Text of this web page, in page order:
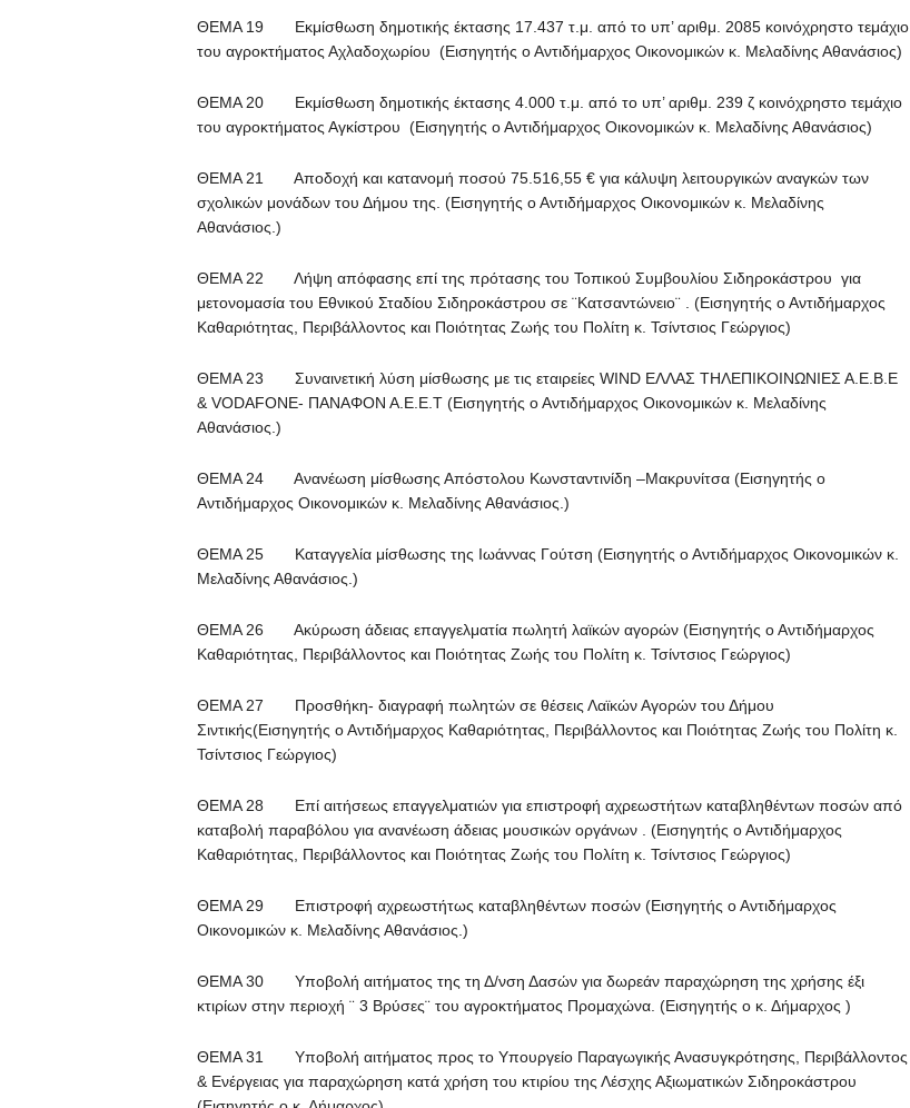
ΘΕΜΑ 19 Εκμίσθωση δημοτικής έκτασης 17.437 τ.μ. από το υπ’ αριθμ. 2085 κοινόχρηστο τεμάχιο
του αγροκτήματος Αχλαδοχωρίου (Εισηγητής ο Αντιδήμαρχος Οικονομικών κ. Μελαδίνης Αθανάσιος)
ΘΕΜΑ 20 Εκμίσθωση δημοτικής έκτασης 4.000 τ.μ. από το υπ’ αριθμ. 239 ζ κοινόχρηστο τεμάχιο
του αγροκτήματος Αγκίστρου (Εισηγητής ο Αντιδήμαρχος Οικονομικών κ. Μελαδίνης Αθανάσιος)
ΘΕΜΑ 21 Αποδοχή και κατανομή ποσού 75.516,55 € για κάλυψη λειτουργικών αναγκών των
σχολικών μονάδων του Δήμου της. (Εισηγητής ο Αντιδήμαρχος Οικονομικών κ. Μελαδίνης
Αθανάσιος.)
ΘΕΜΑ 22 Λήψη απόφασης επί της πρότασης του Τοπικού Συμβουλίου Σιδηροκάστρου για
μετονομασία του Εθνικού Σταδίου Σιδηροκάστρου σε ¨Κατσαντώνειο¨ . (Εισηγητής ο Αντιδήμαρχος
Καθαριότητας, Περιβάλλοντος και Ποιότητας Ζωής του Πολίτη κ. Τσίντσιος Γεώργιος)
ΘΕΜΑ 23 Συναινετική λύση μίσθωσης με τις εταιρείες WIND ΕΛΛΑΣ ΤΗΛΕΠΙΚΟΙΝΩΝΙΕΣ Α.Ε.Β.Ε
& VODAFONE- ΠΑΝΑΦΟΝ Α.Ε.Ε.Τ (Εισηγητής ο Αντιδήμαρχος Οικονομικών κ. Μελαδίνης
Αθανάσιος.)
ΘΕΜΑ 24 Ανανέωση μίσθωσης Απόστολου Κωνσταντινίδη –Μακρυνίτσα (Εισηγητής ο
Αντιδήμαρχος Οικονομικών κ. Μελαδίνης Αθανάσιος.)
ΘΕΜΑ 25 Καταγγελία μίσθωσης της Ιωάννας Γούτση (Εισηγητής ο Αντιδήμαρχος Οικονομικών κ.
Μελαδίνης Αθανάσιος.)
ΘΕΜΑ 26 Ακύρωση άδειας επαγγελματία πωλητή λαϊκών αγορών (Εισηγητής ο Αντιδήμαρχος
Καθαριότητας, Περιβάλλοντος και Ποιότητας Ζωής του Πολίτη κ. Τσίντσιος Γεώργιος)
ΘΕΜΑ 27 Προσθήκη- διαγραφή πωλητών σε θέσεις Λαϊκών Αγορών του Δήμου
Σιντικής(Εισηγητής ο Αντιδήμαρχος Καθαριότητας, Περιβάλλοντος και Ποιότητας Ζωής του Πολίτη κ.
Τσίντσιος Γεώργιος)
ΘΕΜΑ 28 Επί αιτήσεως επαγγελματιών για επιστροφή αχρεωστήτων καταβληθέντων ποσών από
καταβολή παραβόλου για ανανέωση άδειας μουσικών οργάνων . (Εισηγητής ο Αντιδήμαρχος
Καθαριότητας, Περιβάλλοντος και Ποιότητας Ζωής του Πολίτη κ. Τσίντσιος Γεώργιος)
ΘΕΜΑ 29 Επιστροφή αχρεωστήτως καταβληθέντων ποσών (Εισηγητής ο Αντιδήμαρχος
Οικονομικών κ. Μελαδίνης Αθανάσιος.)
ΘΕΜΑ 30 Υποβολή αιτήματος της τη Δ/νση Δασών για δωρεάν παραχώρηση της χρήσης έξι
κτιρίων στην περιοχή ¨ 3 Βρύσες¨ του αγροκτήματος Προμαχώνα. (Εισηγητής ο κ. Δήμαρχος )
ΘΕΜΑ 31 Υποβολή αιτήματος προς το Υπουργείο Παραγωγικής Ανασυγκρότησης, Περιβάλλοντος
& Ενέργειας για παραχώρηση κατά χρήση του κτιρίου της Λέσχης Αξιωματικών Σιδηροκάστρου